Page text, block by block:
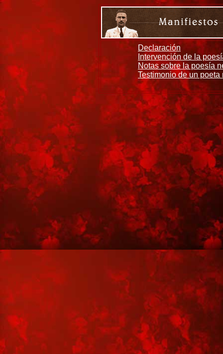
Declaración
Intervención de la
Notas sobre la poesía
Testimonio de un poeta